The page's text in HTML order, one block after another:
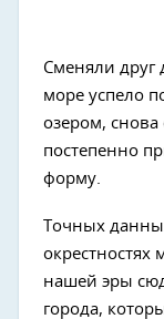
Сменяли друг
море успело
озером, снова
постепенно
форму.
Точных
окрестностях
нашей эры
города,